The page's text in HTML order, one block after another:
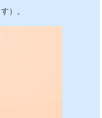
）。